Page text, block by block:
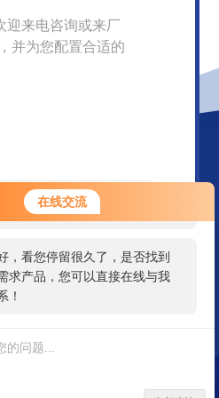
在线交流
好！欢迎前来咨询，很高兴为您
务，请问您要咨询什么问题呢？
，看您停留很久了，是否找到
求产品，您可以直接在线与我
！
迎来电咨询或来厂
并为您配置合适的